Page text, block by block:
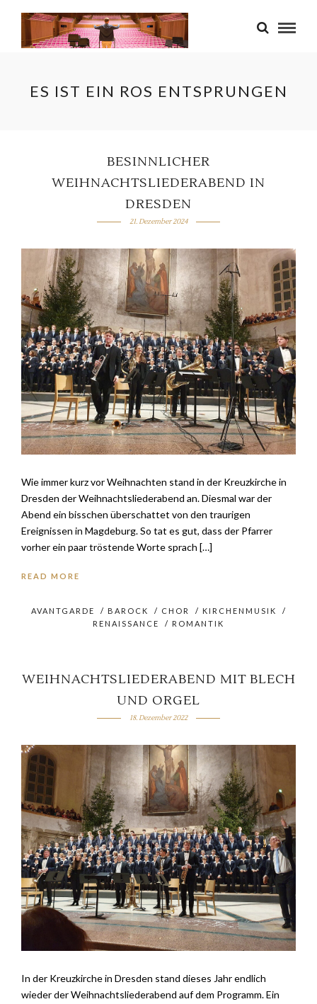
ES IST EIN ROS ENTSPRUNGEN
BESINNLICHER
WEIHNACHTSLIEDERABEND IN
DRESDEN
21. Dezember 2024
Wie immer kurz vor Weihnachten stand in der Kreuzkirche in
Dresden der Weihnachtsliederabend an. Diesmal war der
Abend ein bisschen überschattet von den traurigen
Ereignissen in Magdeburg. So tat es gut, dass der Pfarrer
vorher ein paar tröstende Worte sprach […]
READ MORE
AVANTGARDE / BAROCK / CHOR / KIRCHENMUSIK
/
RENAISSANCE
/ ROMANTIK
WEIHNACHTSLIEDERABEND MIT BLECH
UND ORGEL
18. Dezember 2022
In der Kreuzkirche in Dresden stand dieses Jahr endlich
wieder der Weihnachtsliederabend auf dem Programm. Ein